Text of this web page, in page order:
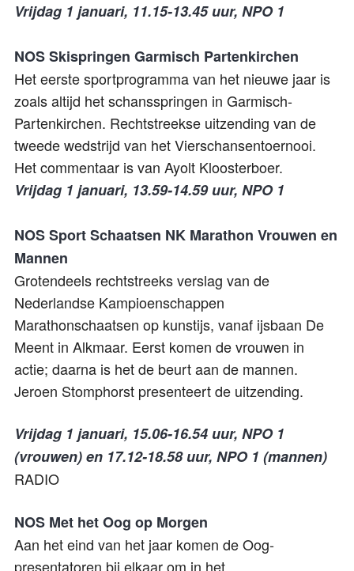
Vrijdag 1 januari, 11.15-13.45 uur, NPO 1
NOS Skispringen Garmisch Partenkirchen
Het eerste sportprogramma van het nieuwe jaar is
zoals altijd het schansspringen in Garmisch-
Partenkirchen. Rechtstreekse uitzending van de
tweede wedstrijd van het Vierschansentoernooi.
Het commentaar is van Ayolt Kloosterboer.
Vrijdag 1 januari, 13.59-14.59 uur, NPO 1
NOS Sport Schaatsen NK Marathon Vrouwen en
Mannen
Grotendeels rechtstreeks verslag van de
Nederlandse Kampioenschappen
Marathonschaatsen op kunstijs, vanaf ijsbaan De
Meent in Alkmaar. Eerst komen de vrouwen in
actie; daarna is het de beurt aan de mannen.
Jeroen Stomphorst presenteert de uitzending.
Vrijdag 1 januari, 15.06-16.54 uur, NPO 1
(vrouwen) en 17.12-18.58 uur, NPO 1 (mannen)
RADIO
NOS Met het Oog op Morgen
Aan het eind van het jaar komen de Oog-
presentatoren bij elkaarom in het